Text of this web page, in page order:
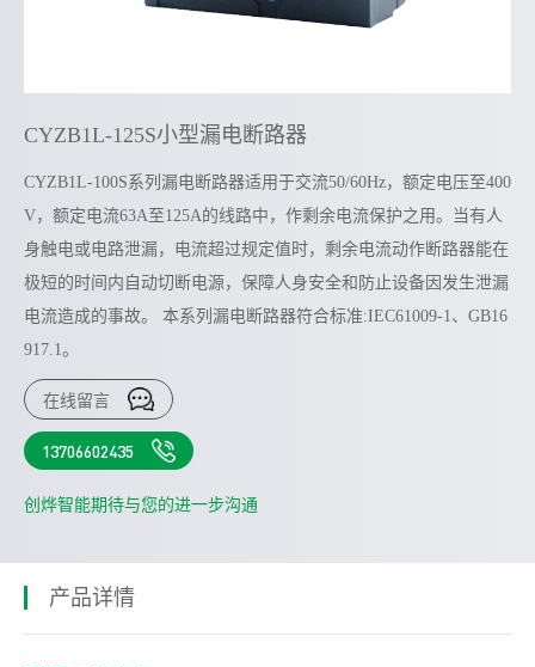
CYZB1L-125S小型漏电断路器
CYZB1L-100S系列漏电断路器适用于交流50/60Hz，额定电压至400
V，额定电流63A至125A的线路中，作剩余电流保护之用。当有人
身触电或电路泄漏，电流超过规定值时，剩余电流动作断路器能在
极短的时间内自动切断电源，保障人身安全和防止设备因发生泄漏
电流造成的事故。 本系列漏电断路器符合标准:IEC61009-1、GB16
917.1。
在线留言
13706602435
创烨智能期待与您的进一步沟通
产品详情